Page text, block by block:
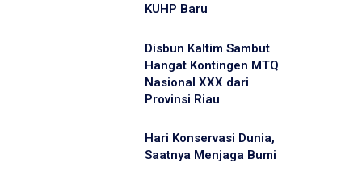
KUHP Baru
Disbun Kaltim Sambut
Hangat Kontingen MTQ
Nasional XXX dari
Provinsi Riau
Hari Konservasi Dunia,
Saatnya Menjaga Bumi